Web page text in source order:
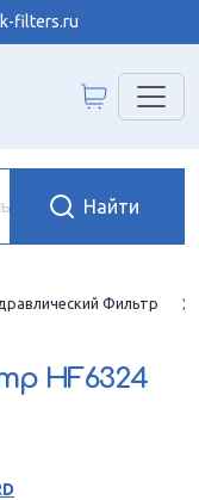
filters.ru
Фильтр
HF6324